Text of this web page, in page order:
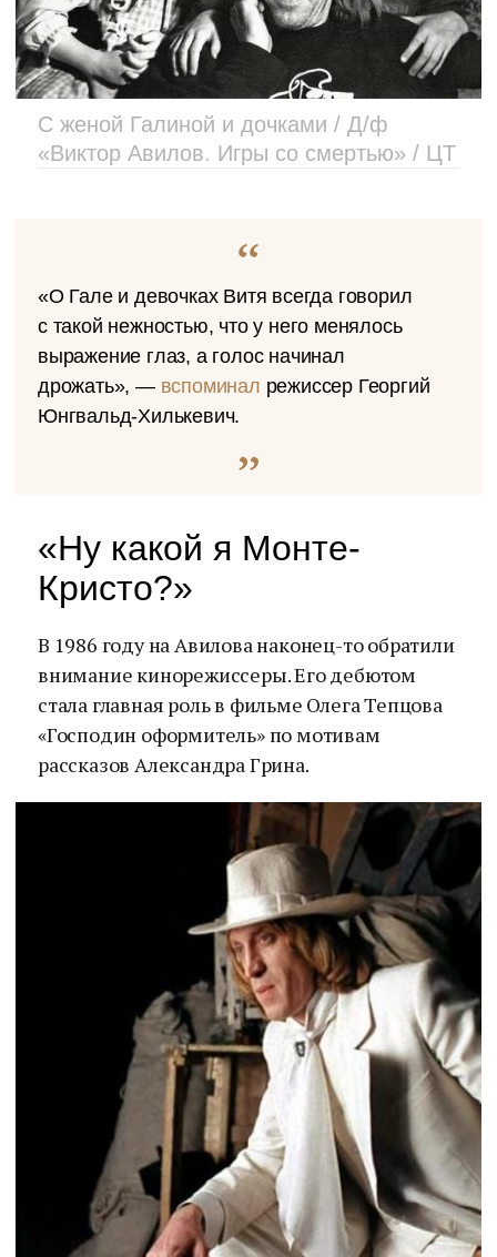
С женой Галиной и дочками / Д/ф
«Виктор Авилов. Игры со смертью» / ЦТ
«О Гале и девочках Витя всегда говорил
с такой нежностью, что у него менялось
выражение глаз, а голос начинал
дрожать», — вспоминал режиссер Георгий
Юнгвальд-Хилькевич.
«Ну какой я Монте-
Кристо?»
В 1986 году на Авилова наконец-то обратили
внимание кинорежиссеры. Его дебютом
стала главная роль в фильме Олега Тепцова
«Господин оформитель» по мотивам
рассказов Александра Грина.